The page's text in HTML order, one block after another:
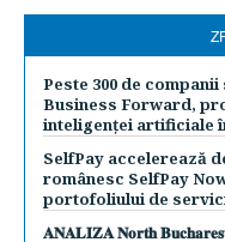
Peste 300 de
Business Forward,
inteligenței artificiale
SelfPay accelerează
românesc SelfPay
portofoliului de
𝐀𝐍𝐀𝐋𝐈𝐙𝐀 𝐍𝐨𝐫𝐭𝐡